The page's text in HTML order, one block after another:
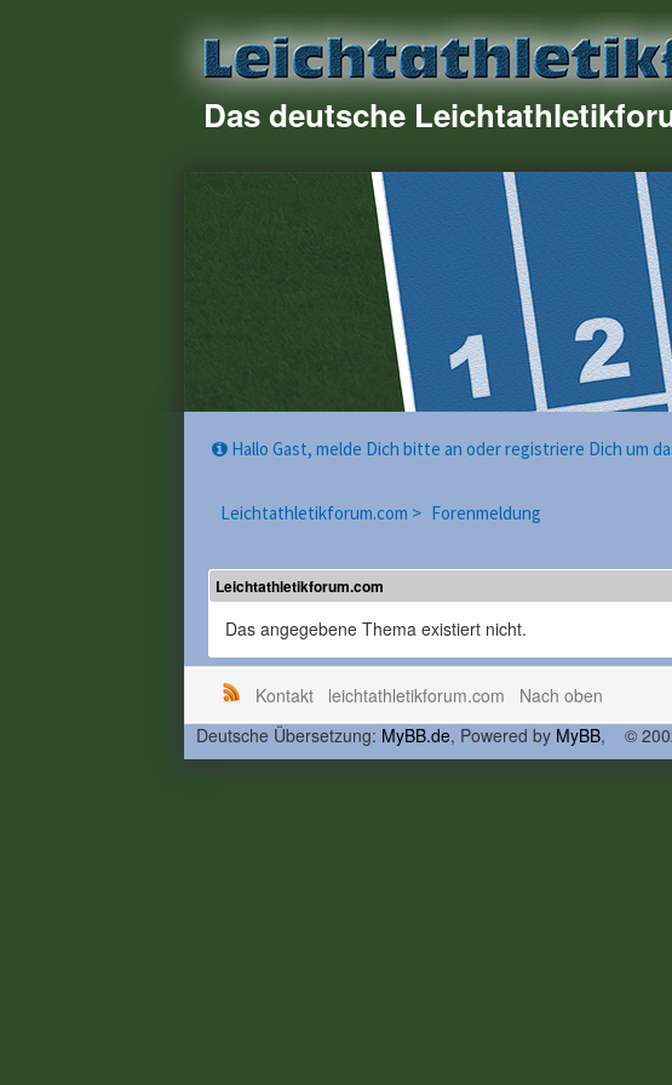
Das deutsche
Hallo Gast, melde Dich bitte an oder registriere Dich um
Leichtathletikforum.com > Forenmeldung
Leichtathletikforum.com
Das angegebene Thema existiert nicht.
Kontakt leichtathletikforum.com
Nach oben
Deutsche Übersetzung: MyBB.de, Powered by MyBB, ©